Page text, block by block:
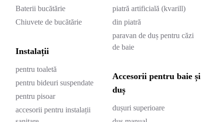
Baterii bucătărie
Chiuvete de bucătărie
Instalații
pentru toaletă
pentru bideuri suspendate
pentru pisoar
accesorii pentru instalații
piatră artificială (kvarill)
din piatră
paravan de duș pentru căzi
de baie
Accesorii pentru baie și
duș
dușuri superioare